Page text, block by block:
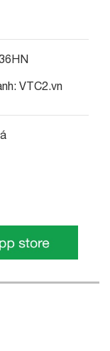
VTC2.vn